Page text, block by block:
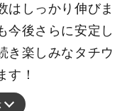
はしっかり伸びま
今後さらに安定し
き楽しみなタチウ
す！